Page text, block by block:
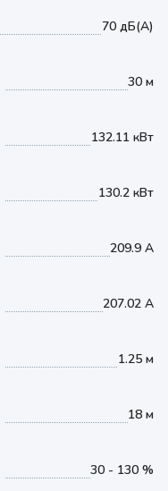
70 дБ(А)
30 м
132.11 кВт
130.2 кВт
209.9 А
207.02 А
1.25 м
18 м
30 - 130 %